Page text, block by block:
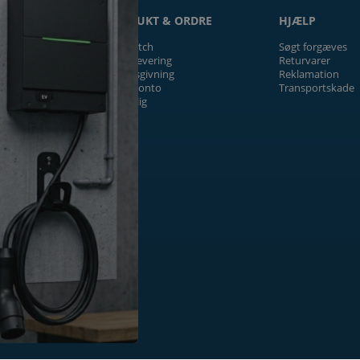
PRODUKT & ORDRE
Prismatch
Fragt/levering
Tilbudsgivning
Firmakonto
Offentlig
HJÆLP
Søgt forgæves
Returvarer
Reklamation
Transportskade